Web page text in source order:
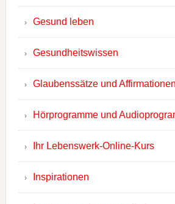
Gesund leben
Gesundheitswissen
Glaubenssätze und Affirmationen
Hörprogramme und
Ihr Lebenswerk-Online-Kurs
Inspirationen